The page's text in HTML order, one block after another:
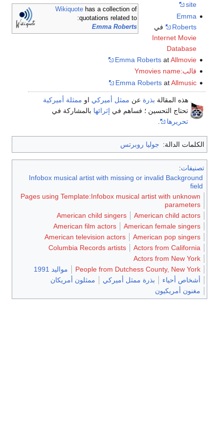
Wikiquotehas a collection of
quotations related to:
Emma Roberts
site
Emma
Roberts
في
Internet Movie
Database
Emma RobertsatAllmovie
قالب:Ymovies name
Emma RobertsatAllmusic
هذه المقالة بذرة عن ممثل أميركي او ممثلة أميركية
تحتاج التحسين ؛ فساهم في إثرائها بالمشاركة في
تحريرها
الكلمات الدالة: جوليا روبرتس
تصنيفات:
Infobox musical artist with missing or invalid Background
field
Pages using Template:Infobox musical artist with unknown
parameters
American child actors
American child singers
American female singers
American film actors
American pop singers
American television actors
Actors from California
Columbia Records artists
Actors from New York
People from Dutchess County, New York
مواليد 1991
أشخاص أحياء
بذرة ممثل أميركي
ممثلون أمريكان
مغنون أمريكيون